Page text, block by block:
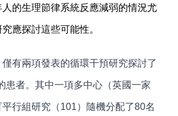
的生理節律系統反應減弱的情況尤
應探討這些可能性。
有兩項發表的循環干預研究探討了
患者。其中一項多中心（英國一家
行組研究（101）隨機分配了80名